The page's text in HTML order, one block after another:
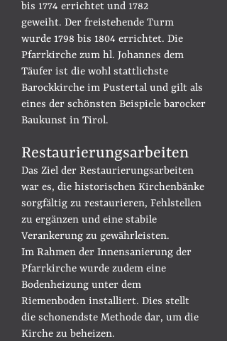
bis 1774 errichtet und 1782
geweiht. Der freistehende Turm
wurde 1798 bis 1804 errichtet. Die
Pfarrkirche zum hl. Johannes dem
Täufer ist die wohl stattlichste
Barockkirche im Pustertal und gilt als
eines der schönsten Beispiele barocker
Baukunst in Tirol.
Restaurierungsarbeiten
Das Ziel der Restaurierungsarbeiten
war es, die historischen Kirchenbänke
sorgfältig zu restaurieren, Fehlstellen
zu ergänzen und eine stabile
Verankerung zu gewährleisten.
Im Rahmen der Innensanierung der
Pfarrkirche wurde zudem eine
Bodenheizung unter dem
Riemenboden installiert. Dies stellt
die schonendste Methode dar, um die
Kirche zu beheizen.